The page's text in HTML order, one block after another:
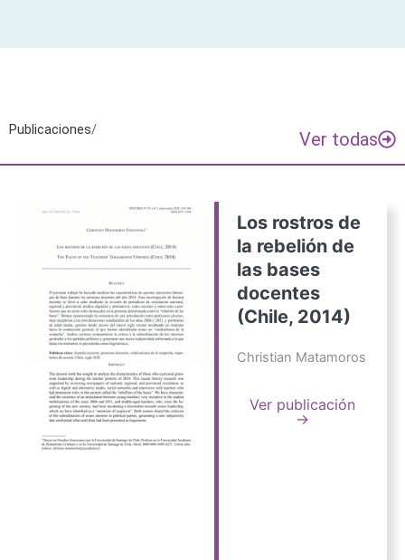
Publicaciones/ Ver todas
Los rostros de
la rebelión de
las bases
docentes
(Chile, 2014)
Christian Matamoros
Ver publicación
→